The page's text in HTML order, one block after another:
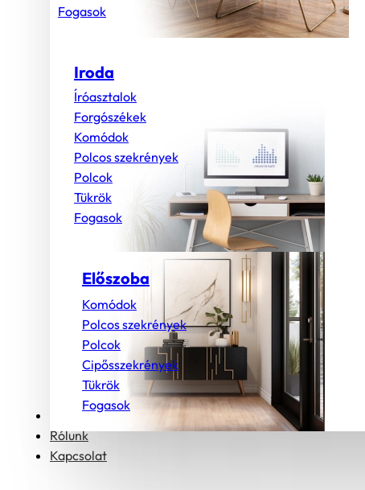
Fogasok
Iroda
Íróasztalok
Forgószékek
Komódok
Polcos szekrények
Polcok
Tükrök
Fogasok
Előszoba
Komódok
Polcos szekrények
Polcok
Cipősszekrények
Tükrök
Fogasok
Bútorcsaládok
Rólunk
Kapcsolat